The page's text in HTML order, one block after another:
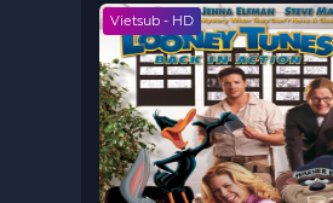
Vietsub - HD